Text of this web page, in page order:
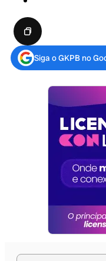
Siga o GKPB no